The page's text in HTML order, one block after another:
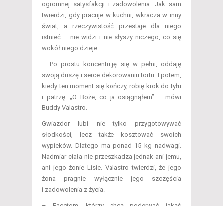
ogromnej satysfakcji i zadowolenia. Jak sam
twierdzi, gdy pracuje w kuchni, wkracza w inny
świat, a rzeczywistość przestaje dla niego
istnieć – nie widzi i nie słyszy niczego, co się
wokół niego dzieje.
– Po prostu koncentruję się w pełni, oddaję
swoją duszę i serce dekorowaniu tortu. I potem,
kiedy ten moment się kończy, robię krok do tyłu
i patrzę: „O Boże, co ja osiągnąłem” – mówi
Buddy Valastro.
Gwiazdor lubi nie tylko przygotowywać
słodkości, lecz także kosztować swoich
wypieków. Dlatego ma ponad 15 kg nadwagi.
Nadmiar ciała nie przeszkadza jednak ani jemu,
ani jego żonie Lisie. Valastro twierdzi, że jego
żona pragnie wyłącznie jego szczęścia
i zadowolenia z życia.